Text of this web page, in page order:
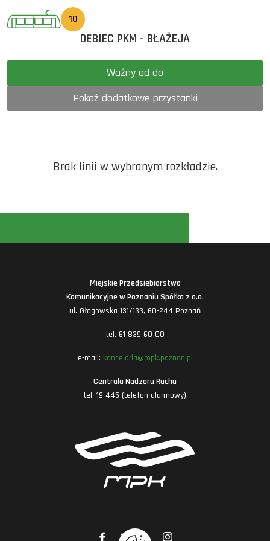
10
DĘBIEC PKM - BŁAŻEJA
Ważny od do
Pokaż dodatkowe przystanki
Brak linii w wybranym rozkładzie.
Miejskie Przedsiębiorstwo
Komunikacyjne w Poznaniu Spółka z o.o.
ul. Głogowska 131/133, 60-244 Poznań
tel. 61 839 60 00
e-mail: kancelaria@mpk.poznan.pl
Centrala Nadzoru Ruchu
tel. 19 445 (telefon alarmowy)